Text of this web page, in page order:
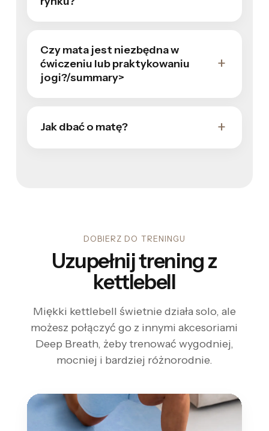
Czy mata jest niezbędna w
ćwiczeniu lub praktykowaniu
jogi?/summary>
Jak dbać o matę?
DOBIERZ DO TRENINGU
Uzupełnij trening z
kettlebell
Miękki kettlebell świetnie działa solo, ale
możesz połączyć go z innymi akcesoriami
Deep Breath, żeby trenować wygodniej,
mocniej i bardziej różnorodnie.